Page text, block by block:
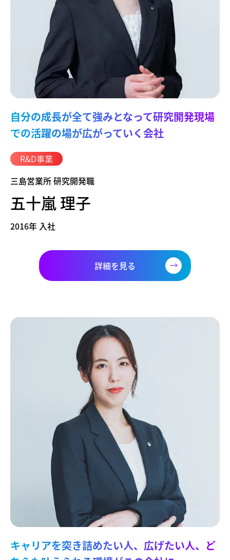
自分の成長が全て強みとなって研究開発現場
での活躍の場が広がっていく会社
R&D事業
三島営業所 研究開発職
五十嵐 理子
2016年 入社
詳細を見る
キャリアを突き詰めたい人、広げたい人、ど